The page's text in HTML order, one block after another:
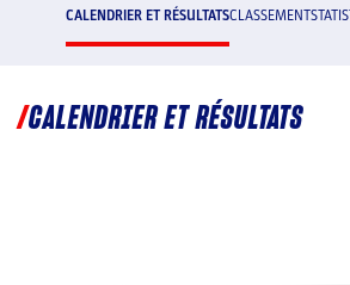
CALENDRIER ET RÉSULTATSCLASSEMENT
CALENDRIER ET RÉSULTATS